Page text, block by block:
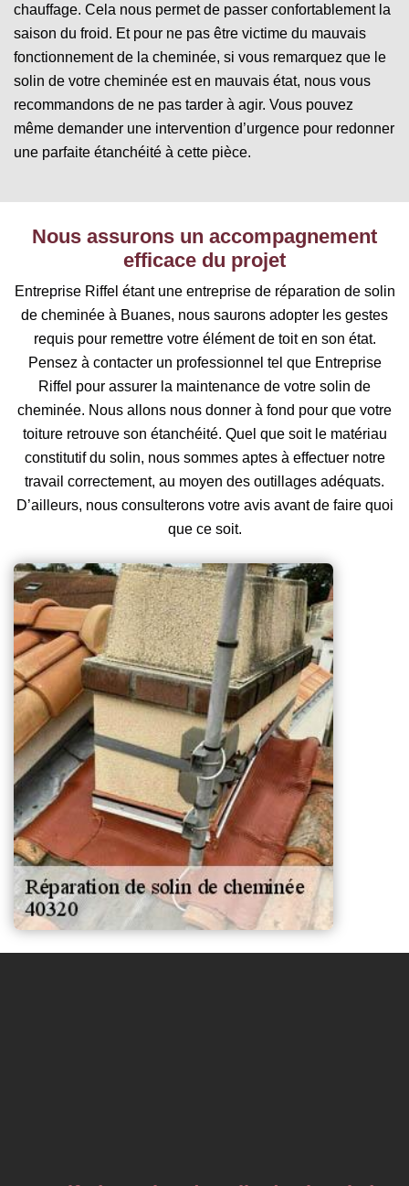
chauffage. Cela nous permet de passer confortablement la
saison du froid. Et pour ne pas être victime du mauvais
fonctionnement de la cheminée, si vous remarquez que le
solin de votre cheminée est en mauvais état, nous vous
recommandons de ne pas tarder à agir. Vous pouvez
même demander une intervention d’urgence pour redonner
une parfaite étanchéité à cette pièce.
Nous assurons un accompagnement
efficace du projet
Entreprise Riffel étant une entreprise de réparation de solin
de cheminée à Buanes, nous saurons adopter les gestes
requis pour remettre votre élément de toit en son état.
Pensez à contacter un professionnel tel que Entreprise
Riffel pour assurer la maintenance de votre solin de
cheminée. Nous allons nous donner à fond pour que votre
toiture retrouve son étanchéité. Quel que soit le matériau
constitutif du solin, nous sommes aptes à effectuer notre
travail correctement, au moyen des outillages adéquats.
D’ailleurs, nous consulterons votre avis avant de faire quoi
que ce soit.